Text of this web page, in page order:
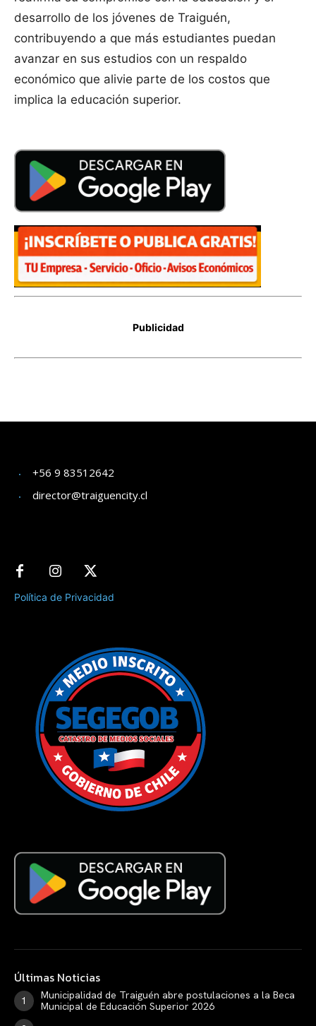
+56 9 83512642
director@traiguencity.cl
Política de Privacidad
Últimas Noticias
Municipalidad de Traiguén abre postulaciones a la Beca
Municipal de Educación Superior 2026